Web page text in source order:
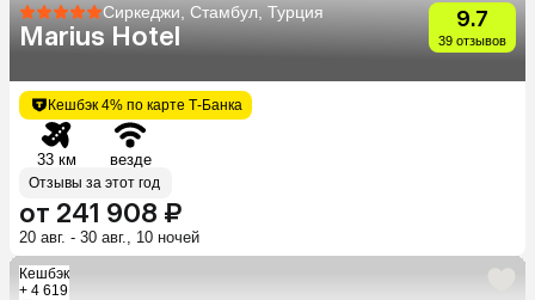
Сиркеджи, Стамбул, Турция
Marius Hotel
9.7
39 отзывов
Кешбэк 4% по карте Т-Банка
33 км везде
Отзывы за этот год
от 241 908 ₽
20 авг. - 30 авг., 10 ночей
Кешбэк
+ 4 619